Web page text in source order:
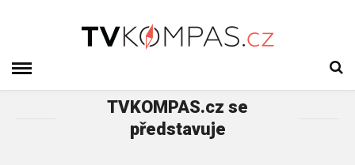
TVKOMPAS.cz se
představuje